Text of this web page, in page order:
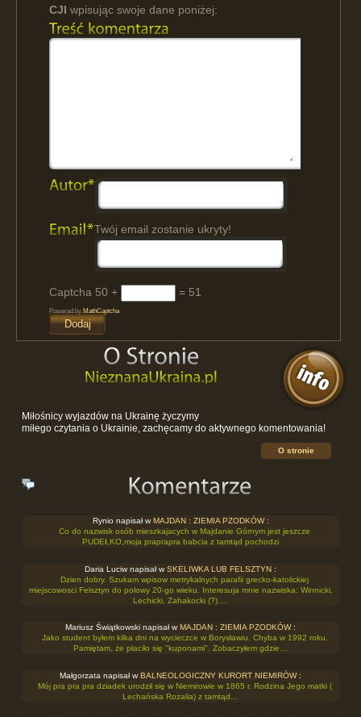
CJI wpisując swoje dane poniżej:
Twój email zostanie ukryty!
Captcha 50 + = 51
Powered byMathCaptcha
Miłośnicy wyjazdów na Ukrainę życzymy
miłego czytania o Ukrainie, zachęcamy do aktywnego komentowania!
O stronie
Rynio napisał w MAJDAN : ZIEMIA PZODKÓW:
Co do nazwisk osób mieszkajacych w Majdanie Górnym jest jeszcze
PUDEŁKO,moja praprapra babcia z tamtąd pochodzi
Daria Luciw napisał w SKELIWKA LUB FELSZTYN :
Dzien dobry. Szukam wpisow metrykalnych parafii grecko-katolickiej
miejscowosci Felsztyn do polowy 20-go wieku. Interesuja mnie nazwiska: Winnicki,
Lechicki, Zahakocki (?).…
Mariusz Świątkowski napisał w MAJDAN : ZIEMIA PZODKÓW:
Jako student byłem kilka dni na wycieczce w Borysławiu. Chyba w 1992 roku.
Pamiętam, że płaciło się "kuponami". Zobaczyłem gdzie…
Małgorzata napisał w BALNEOLOGICZNY KURORT NIEMIRÓW:
Mój pra pra pra dziadek urodził się w Niemirowie w 1865 r. Rodzina Jego matki (
Lechańska Rozalia) z tamtąd…